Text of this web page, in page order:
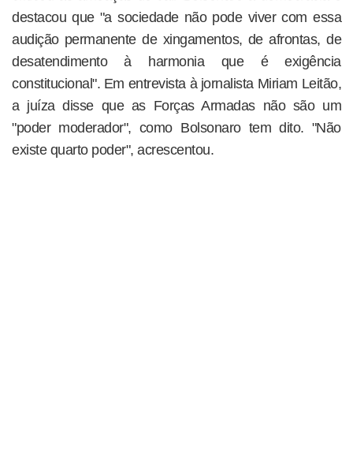
destacou que "a sociedade não pode viver com essa
audição permanente de xingamentos, de afrontas, de
desatendimento à harmonia que é exigência
constitucional". Em entrevista à jornalista Miriam Leitão,
a juíza disse que as Forças Armadas não são um
"poder moderador", como Bolsonaro tem dito. "Não
existe quarto poder", acrescentou.